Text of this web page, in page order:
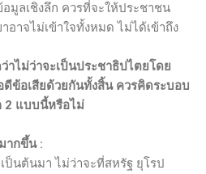
มูลเชิงลึก ควรที่จะให้ประชาชน
อาจไม่เข้าใจทั้งหมด ไม่ได้เข้าถึง
าไม่ว่าจะเป็นประชาธิปไตยโดย
ข้อเสียด้วยกันทั้งสิ้น ควรคิดระบอบ
2 แบบนี้หรือไม่
ากขึ้น:
ป็นต้นมา ไม่ว่าจะที่สหรัฐ ยุโรป